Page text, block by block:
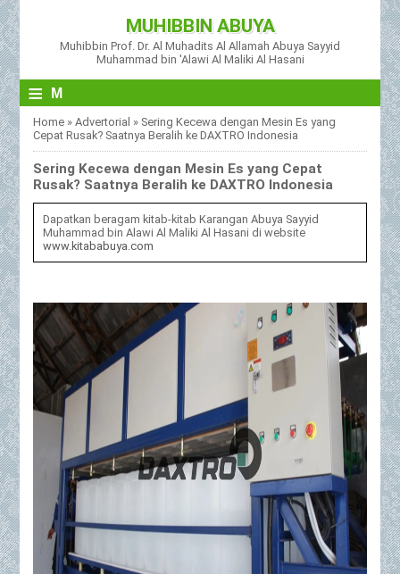
MUHIBBIN ABUYA
Muhibbin Prof. Dr. Al Muhadits Al Allamah Abuya Sayyid
Muhammad bin 'Alawi Al Maliki Al Hasani
≡ M
Home »Advertorial » Sering Kecewa dengan Mesin Es yang
Cepat Rusak? Saatnya Beralih ke DAXTRO Indonesia
Sering Kecewa dengan Mesin Es yang Cepat
Rusak? Saatnya Beralih ke DAXTRO Indonesia
Dapatkan beragam kitab-kitab Karangan Abuya Sayyid
Muhammad bin Alawi Al Maliki Al Hasani di website
www.kitababuya.com